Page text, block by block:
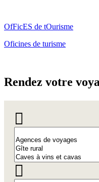
OfFicES de tOurisme
Oficines de turisme
Rendez votre